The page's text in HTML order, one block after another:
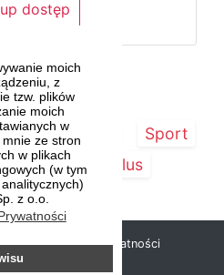
moich
z
tzw. plików
moich
w
ze stron
w plikach
(w tym
z o.o.
dostęp
Region
Sport
Kurier Plus
|Polityka prywatności